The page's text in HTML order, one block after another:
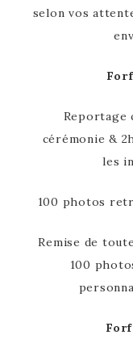
selon vos
Reportage
cérémonie &
les
100 photos
Remise de
100